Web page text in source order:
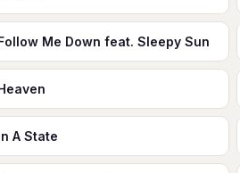
Me Down feat. Sleepy Sun
A State